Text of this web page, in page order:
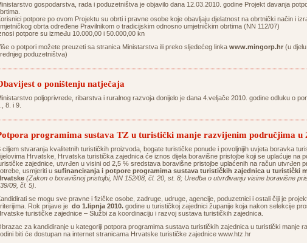
gospodarstva, rada i poduzetništva je objavilo dana 12.03.2010. godine Projekt davanja
potpore po ovom Projektu su obrti i pravne osobe koje obavljaju djelatnost na obrtnički način i
obrta određene Pravilnikom o tradicijskim odnosno umjetničkim obrtima (NN 112/07)
potpore su između 10.000,00 i 50.000,00 kn
o potpori možete preuzeti sa stranica Ministarstva ili preko sljedećeg linka www.mingorp.hr (u
poduzetništva)
o poništenju natječaja
poljoprivrede, ribarstva i ruralnog razvoja donijelo je dana 4.veljače 2010. godine odluku o
8. i 9.
programima sustava TZ u turistički manje razvijenim područjima u
ciljem stvaranja kvalitetnih turističkih proizvoda, bogate turističke ponude i povoljnijih uvjeta boravka
Hrvatske, Hrvatska turistička zajednica će iznos dijela boravišne pristojbe koji se uplaćuje na
zajednice, utvrđen u visini od 2,5 % sredstava boravišne pristojbe uplaćenih na račun utvrđen
usmjeriti u sufinanciranja i potpore programima sustava turističkih zajednica u turistički
(Zakon o boravišnoj pristojbi, NN 152/08, čl. 20, st. 8; Uredba o utvrđivanju visine boravišne
09, čl. 5).
se mogu sve pravne i fizičke osobe, zadruge, udruge, agencije, poduzetnici i ostali čiji je
Rok prijave je do 1.lipnja 2010. godine u turističkoj zajednici županije koja nakon selekcije
turističke zajednice – Službi za koordinaciju i razvoj sustava turističkih zajednica.
za kandidiranje u kategoriji potpora programima sustava turističkih zajednica u turistički manje
biti će dostupan na internet stranicama Hrvatske turističke zajednice www.htz.hr